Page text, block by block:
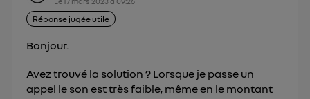
Réponse jugée utile
Bonjour.
Avez trouvé la solution ? Lorsque je passe un
appel le son est très faible, même en le montant